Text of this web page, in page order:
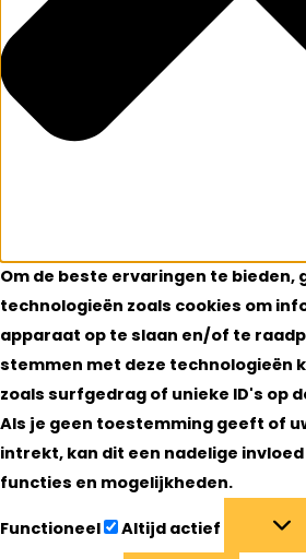
Om de beste ervaringen te bieden,
technologieën zoals cookies om
apparaat op te slaan en/of te
stemmen met deze technologieën
zoals surfgedrag of unieke ID's op
Als je geen toestemming geeft of
intrekt, kan dit een nadelige
functies en mogelijkheden.
Functioneel Altijd actief